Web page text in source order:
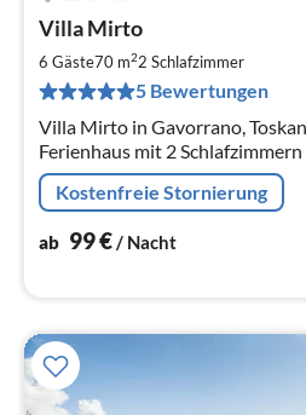
Villa Mirto
6 Gäste70 m22 Schlafzimmer
5 Bewertungen
Villa Mirto in Gavorrano,
Ferienhaus mit 2
Das Haus, in dem Sie schlafen
bewundern, Hydromassage-
Kostenfreie Stornierung
ab 99€/ Nacht